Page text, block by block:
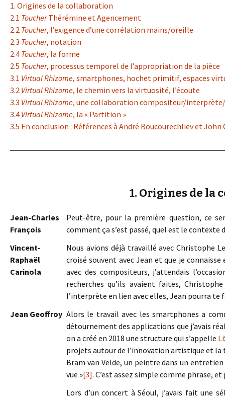
1. Origines de la collaboration
2.1 ToucherThérémine et Agencement
2.2 Toucher, l’exigence d’une corrélation mains/oreille
2.3 Toucher, notation
2.4 Toucher, la forme
2.5 Toucher, processus temporel de l’appropriation de la pièce
3.1 Virtual Rhizome, smartphones, hochet primitif, espaces
3.2 Virtual Rhizome, le chemin vers la virtuosité, l’écoute
3.3 Virtual Rhizome, une collaboration compositeur/
3.4 Virtual Rhizome, la « Partition »
3.5 En conclusion : Références à André Boucourechliev et John
1. Origines de la
Jean-Charles
François
Peut-être, pour la première question, ce
comment ça s’est passé, quel est le
Vincent-
Raphaël
Carinola
Nous avions déjà travaillé avec Christophe
croisé souvent avec Jean et que je
avec des compositeurs, j’attendais
recherches qu’ils avaient faites,
l’interprète en lien avec elles, Jean pourra
Jean Geoffroy Alors le travail avec les smartphones a
détournement des applications que j’avais
on a créé en 2018 une structure qui s’appelle
projets autour de l’innovation artistique et la
Bram van Velde, un peintre dans un
vue »[3]. C’est assez simple comme phrase,
Lors d’un concert à Séoul, j’avais fait une